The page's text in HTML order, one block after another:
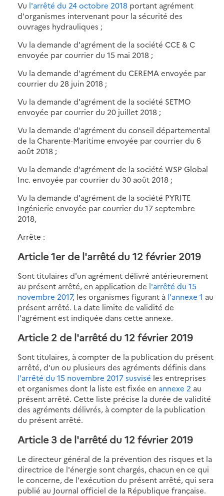
Vu l'arrêté du 24 octobre 2018 portant agrément
d'organismes intervenant pour la sécurité des
ouvrages hydrauliques ;
Vu la demande d'agrément de la société CCE & C
envoyée par courrier du 15 mai 2018 ;
Vu la demande d'agrément du CEREMA envoyée par
courrier du 28 juin 2018 ;
Vu la demande d'agrément de la société SETMO
envoyée par courrier du 20 juillet 2018 ;
Vu la demande d'agrément du conseil départemental
de la Charente-Maritime envoyée par courrier du 6
août 2018 ;
Vu la demande d'agrément de la société WSP Global
Inc. envoyée par courrier du 30 août 2018 ;
Vu la demande d'agrément de la société PYRITE
Ingénierie envoyée par courrier du 17 septembre
2018,
Arrête :
Article 1er de l'arrêté du 12 février 2019
Sont titulaires d'un agrément délivré antérieurement
au présent arrêté, en application de l'arrêté du 15
novembre 2017, les organismes figurant à l'annexe 1 au
présent arrêté. La date limite de validité de
l'agrément est indiquée dans cette annexe.
Article 2 de l'arrêté du 12 février 2019
Sont titulaires, à compter de la publication du présent
arrêté, d'un ou plusieurs des agréments définis dans
l'arrêté du 15 novembre 2017 susvisé les entreprises
et organismes dont la liste est fixée en annexe 2 au
présent arrêté. Cette liste précise la durée de validité
des agréments délivrés, à compter de la publication
du présent arrêté.
Article 3 de l'arrêté du 12 février 2019
Le directeur général de la prévention des risques et la
directrice de l'énergie sont chargés, chacun en ce qui
le concerne, de l'exécution du présent arrêté, qui sera
publié au Journal officiel de la République française.